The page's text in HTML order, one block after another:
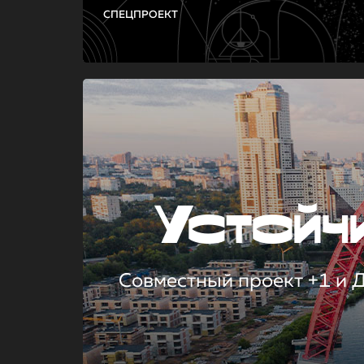
СПЕЦПРОЕКТ
Совместный проект +1 и